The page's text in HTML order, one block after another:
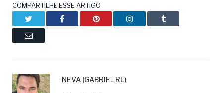
COMPARTILHE ESSE ARTIGO
Facebook Pinterest LinkedIn Tumblr
Email
NEVA (GABRIEL RL)